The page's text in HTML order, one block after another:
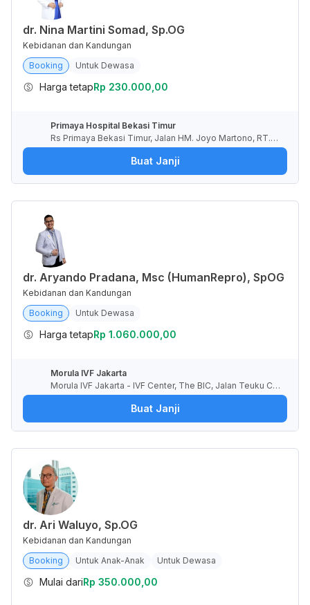
dr. Nina Martini Somad, Sp.OG
Kebidanan dan Kandungan
Booking
Untuk Dewasa
Harga tetapRp 230.000,00
Primaya Hospital Bekasi Timur
Rs Primaya Bekasi Timur, Jalan HM. Joyo Martono, RT.0
03/RW.021, Margahayu, Kota Bekasi, Jawa Barat, Indone
Buat Janji
dr. Aryando Pradana, Msc (HumanRepro), SpOG
Kebidanan dan Kandungan
Booking
Untuk Dewasa
Harga tetapRp 1.060.000,00
Morula IVF Jakarta
Morula IVF Jakarta - IVF Center, The BIC, Jalan Teuku Cik
Ditiro, RT.8/RW.2, Gondangdia, Kota Jakarta Pusat, Daera
h Khusus Ibukota Jakarta, Indonesia
Buat Janji
dr. Ari Waluyo, Sp.OG
Kebidanan dan Kandungan
Booking
Untuk Anak-Anak Untuk Dewasa
Mulai dariRp 350.000,00